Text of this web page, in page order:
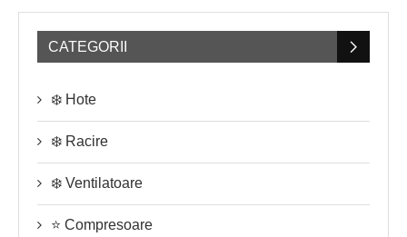
CATEGORII
❄️ Hote
❄️ Racire
❄️ Ventilatoare
⭐ Compresoare